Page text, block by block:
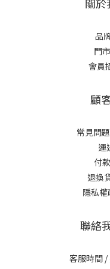
品
門
會員
顧
常見問
運
付
退換
隱私
聯絡
客服時間 /